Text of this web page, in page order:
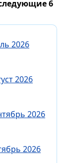
6
2026
2026
2026
2026